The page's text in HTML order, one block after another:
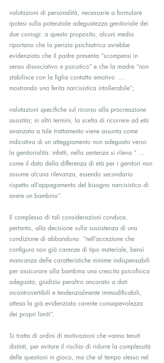
valutazioni di personalità, necessarie a formulare
ipotesi sulla potenziale adeguatezza genitoriale dei
due coniugi: a questo proposito, alcuni media
riportano che la perizia psichiatrica avrebbe
evidenziato che il padre presenta “scompensi in
senso dissociativo e psicotico” e che la madre “non
stabilisce con la figlia contatto emotivo  …
mostrando una ferita narcisistica intollerabile”;
valutazioni specifiche sul ricorso alla procreazione
assistita; in altri termini, la scelta di ricorrere ad età
avanzata a tale trattamento viene assunta come
indicativa di un atteggiamento non adeguato verso
la genitorialità: infatti, nella sentenza si rileva “ …
come il dato della differenza di età per i genitori non
assume alcuna rilevanza, essendo secondario
rispetto all’appagamento del bisogno narcisistico di
avere un bambino”.
Il complesso di tali considerazioni conduce,
pertanto, alla decisione sulla sussistenza di una
condizione di abbandono  “nell’accezione che
configura non già carenze di tipo materiale, bensì
mancanza delle caratteristiche minime indispensabili
per assicurare alla bambina una crescita psicofisica
adeguata, giudizio peraltro ancorato a dati
incontrovertibili e tendenzialmente immodificabili,
attesa la già evidenziata carente consapevolezza
dei propri limiti”.
Si tratta di ordini di motivazioni che vanno tenuti
distinti, per evitare il rischio di ridurre la complessità
delle questioni in gioco, ma che al tempo stesso nel